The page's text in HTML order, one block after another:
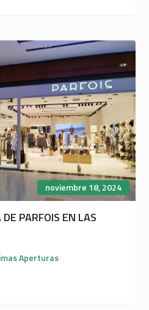
noviembre 18, 2024
PARFOIS EN LAS
Aperturas